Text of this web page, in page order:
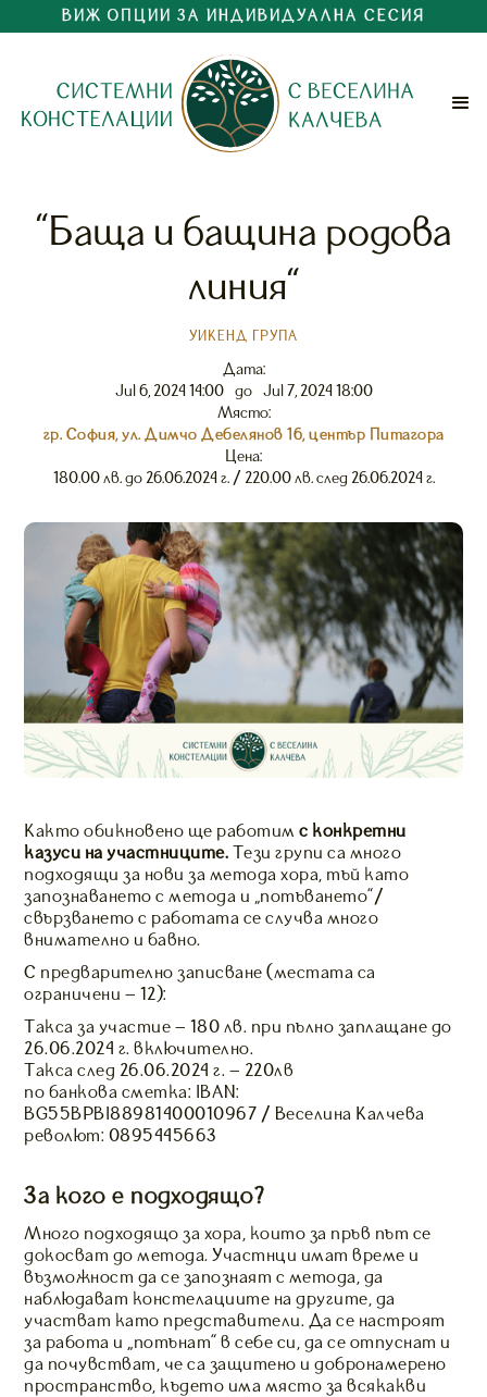
ВИЖ ОПЦИИ ЗА ИНДИВИДУАЛНА СЕСИЯ
"Баща и бащина родова
линия"
УИКЕНД ГРУПА
Дата:
Jul 6, 2024 14:00
до
Jul 7, 2024 18:00
Място:
гр. София, ул. Димчо Дебелянов 16, център Питагора
Цена:
180.00 лв. до 26.06.2024 г. / 220.00 лв. след 26.06.2024 г.
Както обикновено ще работим с конкретни
казуси на участниците. Тези групи са много
подходящи за нови за метода хора, тъй като
запознаването с метода и “потъването”/
свързването с работата се случва много
внимателно и бавно.
С предварително записване (местата са
ограничени – 12):
Такса за участие – 180 лв. при пълно заплащане до
26.06.2024 г. включително.
Такса след 26.06.2024 г. – 220лв
по банкова сметка: IBAN:
BG55BPBI88981400010967 / Веселина Калчева
револют: 0895445663
За кого е подходящо?
Много подходящо за хора, които за пръв път се
докосват до метода. Участнци имат време и
възможност да се запознаят с метода, да
наблюдават констелациите на другите, да
участват като представители. Да се настроят
за работа и „потънат” в себе си, да се отпуснат и
да почувстват, че са защитено и добронамерено
пространство, където има място за всякакви